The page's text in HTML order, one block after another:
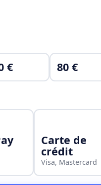
€ 80 €
Carte de
crédit
Visa, Mastercard